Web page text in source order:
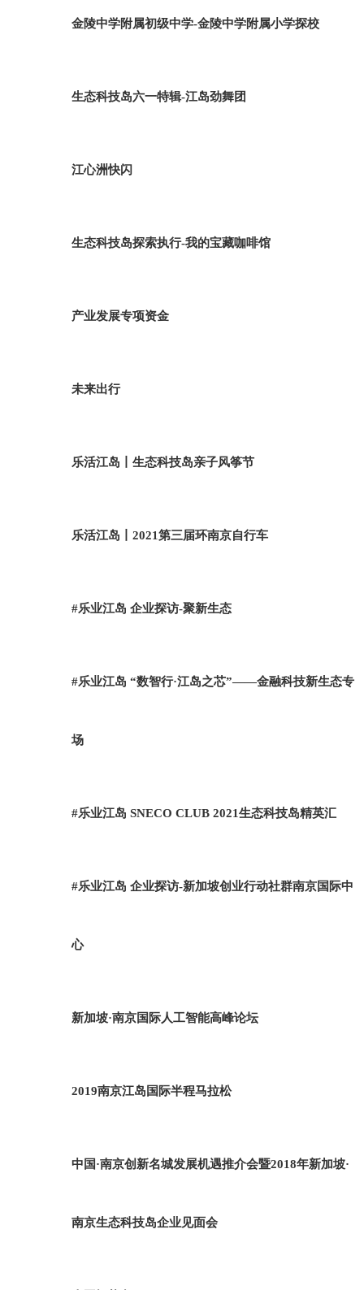
金陵中学附属初级中学-金陵中学附属小学探校
生态科技岛六一特辑-江岛劲舞团
江心洲快闪
生态科技岛探索执行-我的宝藏咖啡馆
产业发展专项资金
未来出行
乐活江岛丨生态科技岛亲子风筝节
乐活江岛丨2021第三届环南京自行车
#乐业江岛 企业探访-聚新生态
#乐业江岛 “数智行·江岛之芯”——金融科技新生态专
场
#乐业江岛 SNECO CLUB 2021生态科技岛精英汇
#乐业江岛 企业探访-新加坡创业行动社群南京国际中
心
新加坡·南京国际人工智能高峰论坛
2019南京江岛国际半程马拉松
中国·南京创新名城发展机遇推介会暨2018年新加坡·
南京生态科技岛企业见面会